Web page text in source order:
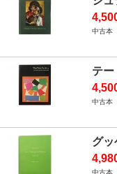
中古本
テ
中古本
グ
中古本